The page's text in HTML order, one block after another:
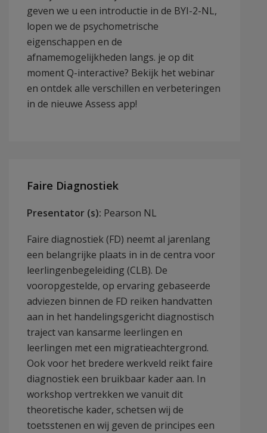
geven we u een introductie in de BYI-2-NL,
lopen we de psychometrische
eigenschappen en de
afnamemogelijkheden langs. je op dit
moment Q-interactive? Bekijk het webinar
en ontdek alle verschillen en verbeteringen
in de nieuwe Assess app!
Faire Diagnostiek
Presentator (s): Pearson NL
Faire diagnostiek (FD) neemt al jarenlang
een belangrijke plaats in in de centra voor
leerlingenbegeleiding (CLB). De
vooropgestelde, op ervaring gebaseerde
adviezen binnen de FD reiken handvatten
aan in het handelingsgericht diagnostisch
traject van kansarme leerlingen en
leerlingen met een migratieachtergrond.
Ook voor het bredere werkveld reikt faire
diagnostiek een bruikbaar kader aan. In
workshop vertrekken we vanuit dit
theoretische kader, schetsen wij de
toetsstenen en wij geven de principes een